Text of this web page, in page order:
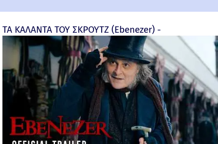
ΤΑ ΚΑΛΑΝΤΑ ΤΟΥ ΣΚΡΟΥΤΖ (Ebenezer) -